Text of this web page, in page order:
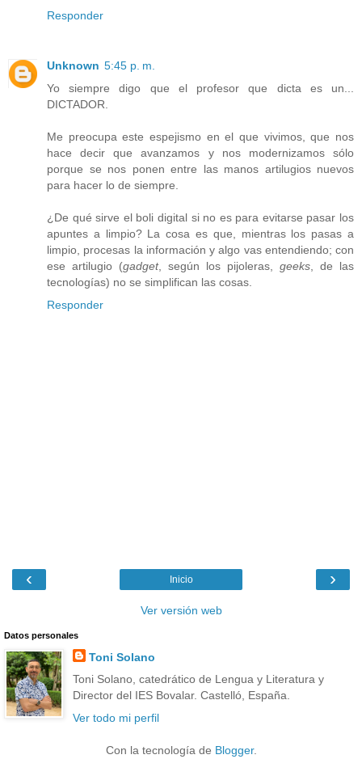
Responder
Unknown 5:45 p. m.
Yo siempre digo que el profesor que dicta es un...
DICTADOR.
Me preocupa este espejismo en el que vivimos, que nos
hace decir que avanzamos y nos modernizamos sólo
porque se nos ponen entre las manos artilugios nuevos
para hacer lo de siempre.
¿De qué sirve el boli digital si no es para evitarse pasar los
apuntes a limpio? La cosa es que, mientras los pasas a
limpio, procesas la información y algo vas entendiendo; con
ese artilugio (gadget, según los pijoleras, geeks , de las
tecnologías) no se simplifican las cosas.
Responder
‹ ›
Inicio
Ver versión web
Datos personales
Toni Solano
Toni Solano, catedrático de Lengua y Literatura y
Director del IES Bovalar. Castelló, España.
Ver todo mi perfil
Con la tecnología de Blogger.